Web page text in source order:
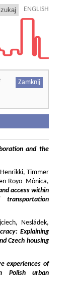
ENGLISH
Zamknij
and the
Timmer
Royo Mònica,
access within
Nesládek,
Explaining
Czech housing
experiences of
Polish urban